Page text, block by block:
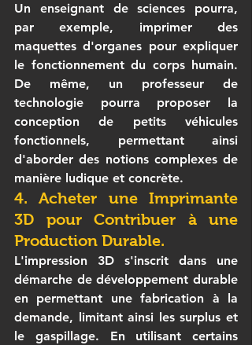
Un enseignant de sciences pourra,
par exemple, imprimer des
maquettes d'organes pour expliquer
le fonctionnement du corps humain.
De même, un professeur de
technologie pourra proposer la
conception de petits véhicules
fonctionnels, permettant ainsi
d'aborder des notions complexes de
manière ludique et concrète.
4. Acheter une Imprimante
3D pour Contribuer à une
Production Durable.
L'impression 3D s'inscrit dans une
démarche de développement durable
en permettant une fabrication à la
demande, limitant ainsi les surplus et
le gaspillage. En utilisant certains